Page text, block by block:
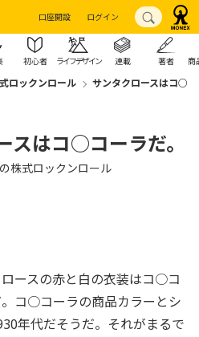
口座開設 ログイン
初心者 ライフデザイン 連載 著者 商
ロックンロール
サンタクロースはコ○
スはコ○コーラだ。
株式ロックンロール
ースの赤と白の衣装はコ○コ
コ○コーラの商品カラーとシ
年代だそうだ。それがまるで